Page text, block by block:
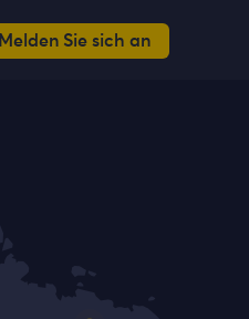
Melden Sie sich an